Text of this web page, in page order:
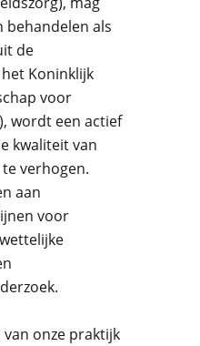
behandelen als
de
Koninklijk
voor
), wordt een actief
kwaliteit van
verhogen.
aan
voor
onze praktijk